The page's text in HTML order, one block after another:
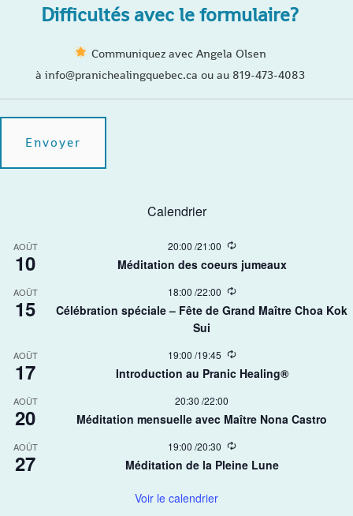
Difficultés avec le formulaire?
Communiquez avec Angela Olsen
à info@pranichealingquebec.ca ou au 819-473-4083
Calendrier
AOÛT
10
20:00 /21:00
R
c
r
r
Méditation des coeurs jumeaux
AOÛT
15
18:00 /22:00
R
c
r
n
Célébration spéciale – Fête de Grand Maître Choa Kok
Sui​
AOÛT
17
19:00 /19:45
R
e
c
r
n
Introduction au Pranic Healing®
AOÛT
20
20:30 /22:00
Méditation mensuelle avec Maître Nona Castro
AOÛT
27
19:00 /20:30
R
c
Méditation de la Pleine Lune
Voir le calendrier